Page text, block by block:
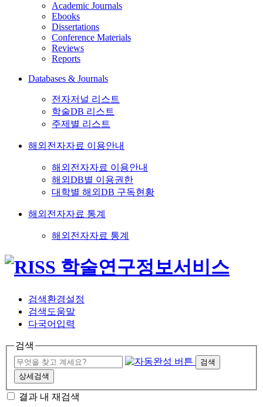
Academic Journals
Ebooks
Dissertations
Conference Materials
Reviews
Reports
Databases & Journals
전자저널 리스트
학술DB 리스트
주제별 리스트
해외전자자료 이용안내
해외전자자료 이용안내
해외DB별 이용권한
대학별 해외DB 구독현황
해외전자자료 통계
해외전자자료 통계
검색환경설정
검색도움말
다국어입력
검색
검색
상세검색
결과 내 재검색